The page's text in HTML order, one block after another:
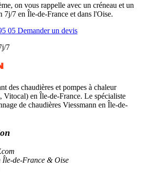
on vous rappelle avec un créneau et un
7 en Île-de-France et dans l'Oise.
05 Demander un devis
7
des chaudières et pompes à chaleur
Vitocal) en Île-de-France. Le spécialiste
de chaudières Viessmann en Île-de-
Île-de-France & Oise